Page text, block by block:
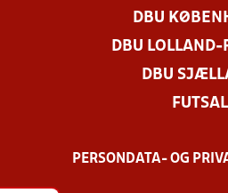
DBU
DBU LOLLAND-
DBU
FUTSAL
PERSONDATA- OG